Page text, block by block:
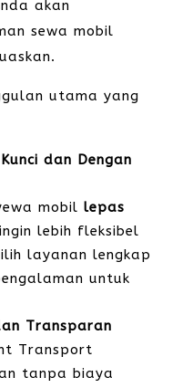
akan
sewa mobil
utama yang
dan Dengan
mobil lepas
lebih fleksibel
layanan lengkap
untuk
Transparan
Transport
tanpa biaya